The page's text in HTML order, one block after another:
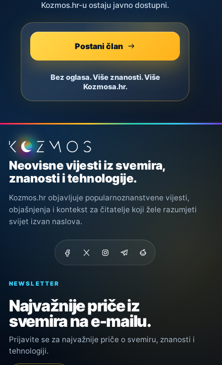
Kozmos.hr-u ostaju javno dostupni.
Postani član
Bez oglasa. Više znanosti. Više
Kozmosa.hr.
Podnožje stranice
Neovisne vijesti iz svemira,
znanosti i tehnologije.
Kozmos.hr objavljuje popularnoznanstvene vijesti,
objašnjenja i kontekst za čitatelje koji žele razumjeti
svijet izvan naslova.
NEWSLETTER
Najvažnije priče iz
svemira na e-mailu.
Prijavite se za najvažnije priče o svemiru, znanosti i
tehnologiji.